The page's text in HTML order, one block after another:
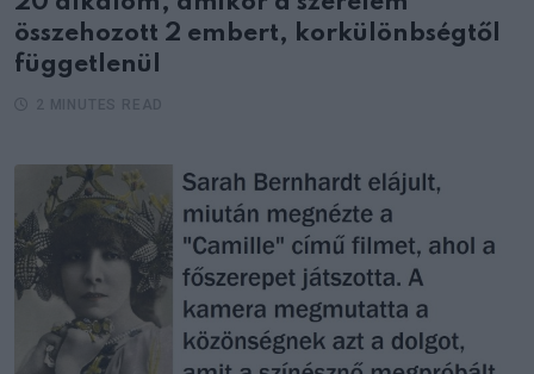
összehozott 2 embert, korkülönbségtől
függetlenül